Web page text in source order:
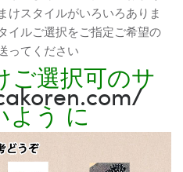
けスタイルがいろいろありま
イルご選択をご指定ご希望の
ってください
ご選択可のサ
よう に